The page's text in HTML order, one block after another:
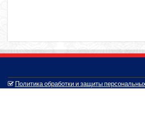
Политика обработки и защиты